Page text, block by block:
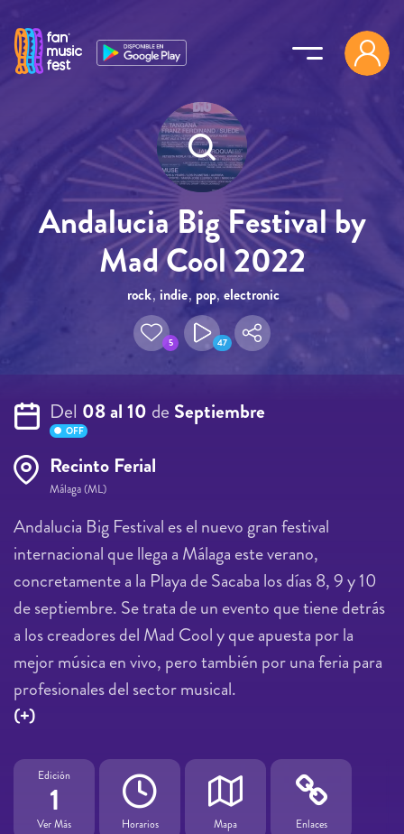
Andalucia Big Festival by
Mad Cool 2022
rock, indie, pop, electronic
5 47
Del 08 al 10 de Septiembre
OFF
Recinto Ferial
Málaga (ML)
Andalucia Big Festival es el nuevo gran festival
internacional que llega a Málaga este verano,
concretamente a la Playa de Sacaba los días 8, 9 y 10
de septiembre. Se trata de un evento que tiene detrás
a los creadores del Mad Cool y que apuesta por la
mejor música en vivo, pero también por una feria para
profesionales del sector musical.
(+)
Edición
1
Ver Más Horarios Mapa Enlaces